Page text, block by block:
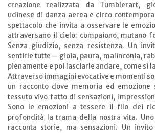
creazione realizzata da Tumblerart,
udinese di danza aerea e circo
spettacolo che invita a osservare le
attraversano il cielo: compaiono, mutano
Senza giudizio, senza resistenza. Un
sentirle tutte – gioia, paura, malinconia,
pienamente e poi lasciarle andare, come si
Attraverso immagini evocative e momenti
un racconto dove memoria ed emozione
tessuto vivo fatto di sensazioni,
Sono le emozioni a tessere il filo dei
profondità la trama della nostra vita. Uno
racconta storie, ma sensazioni. Un